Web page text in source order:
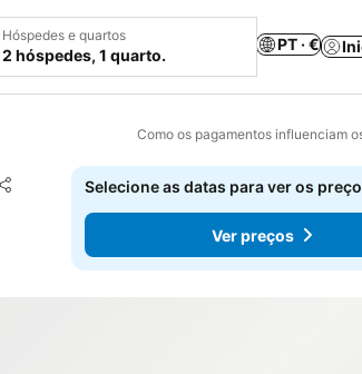
Hóspedes e quartos
2 hóspedes, 1 quarto.
PT · €
Como os pagamentos influenciam
Partilhar
Adicionar aos favoritos
Selecione as datas para ver os
Ver preços